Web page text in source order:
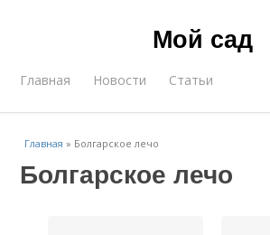
Мой сад
Главная Новости Статьи
Главная » Болгарское лечо
Болгарское лечо